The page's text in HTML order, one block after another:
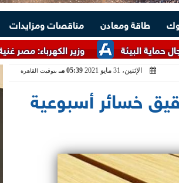
طاقة ومعادن مناقصات ومزايدات
وزير الكهرباء: مصر غنية بالخامات
الإثنين، 31 مايو 2021 05:39 مـ بتوقيت القاهرة
خسائر أسبوعية